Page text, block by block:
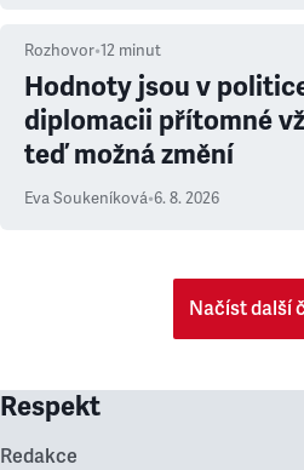
Rozhovor•12 minut
Hodnoty jsou v
diplomacii přítomné
teď možná změní
Eva Soukeníková•6. 8. 2026
Načíst další
Respekt
Redakce